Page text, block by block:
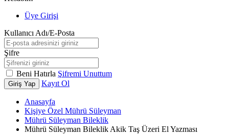
Üye Girişi
Kullanıcı Adı/E-Posta
Şifre
Beni Hatırla Şifremi Unuttum
Giriş Yap Kayıt Ol
Anasayfa
Kişiye Özel Mührü Süleyman
Mührü Süleyman Bileklik
Mührü Süleyman Bileklik Akik Taş Üzeri El Yazması